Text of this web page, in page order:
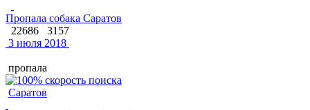
Пропала собака Саратов
22686
3157
3 июля 2018
пропала
Саратов